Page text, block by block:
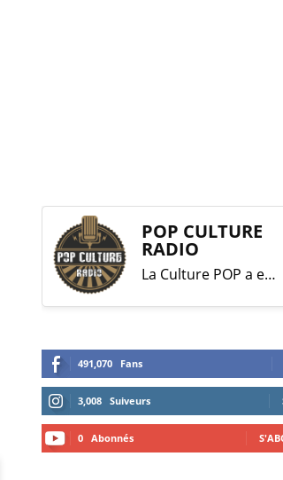
POP CULTURE
RADIO
La Culture POP a enfin trouvé sa RADIO !
491,070 Fans
3,008 Suiveurs
0 Abonnés